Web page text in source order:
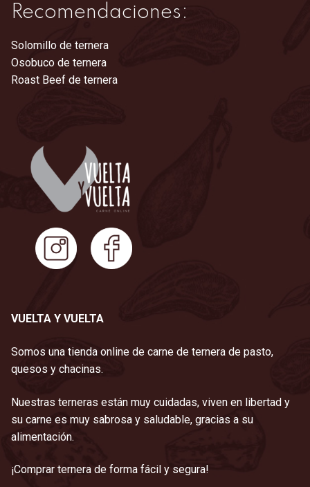
Recomendaciones:
Solomillo de ternera
Osobuco de ternera
Roast Beef de ternera
VUELTA Y VUELTA
Somos una tienda online de carne de ternera de pasto,
quesos y chacinas.
Nuestras terneras están muy cuidadas, viven en libertad y
su carne es muy sabrosa y saludable, gracias a su
alimentación.
¡Comprar ternera de forma fácil y segura!